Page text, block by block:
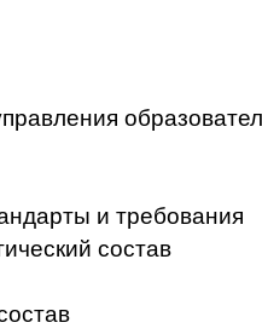
и требования
состав